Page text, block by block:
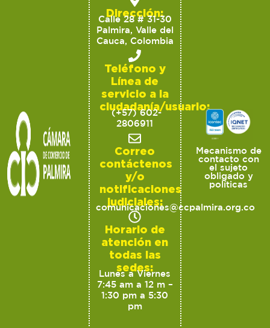
Dirección:
Calle 28 # 31-30
Palmira, Valle del
Cauca, Colombia
Teléfono y
Línea de
servicio a la
ciudadanía/usuario:
(+57) 602-
2806911
Correo
contáctenos
y/o
notificaciones
judiciales:
comunicaciones@ccpalmira.org.co
Horario de
atención en
todas las
sedes:
Lunes a Viernes
7:45 am a 12 m –
1:30 pm a 5:30
pm
Mecanismo de
contacto con
el sujeto
obligado y
políticas